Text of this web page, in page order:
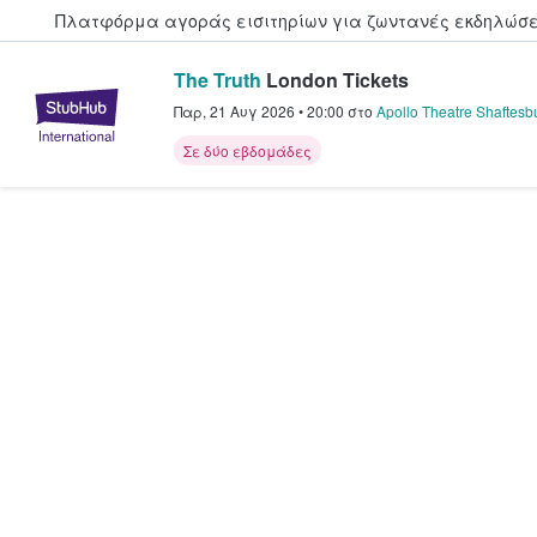
Πλατφόρμα αγοράς εισιτηρίων για ζωντανές
StubHub - Όπου οι φαν
The Truth London Tickets
Παρ, 21 Αυγ 2026 •20:00 στο Apollo Theatre
Σε δύο εβδομάδες